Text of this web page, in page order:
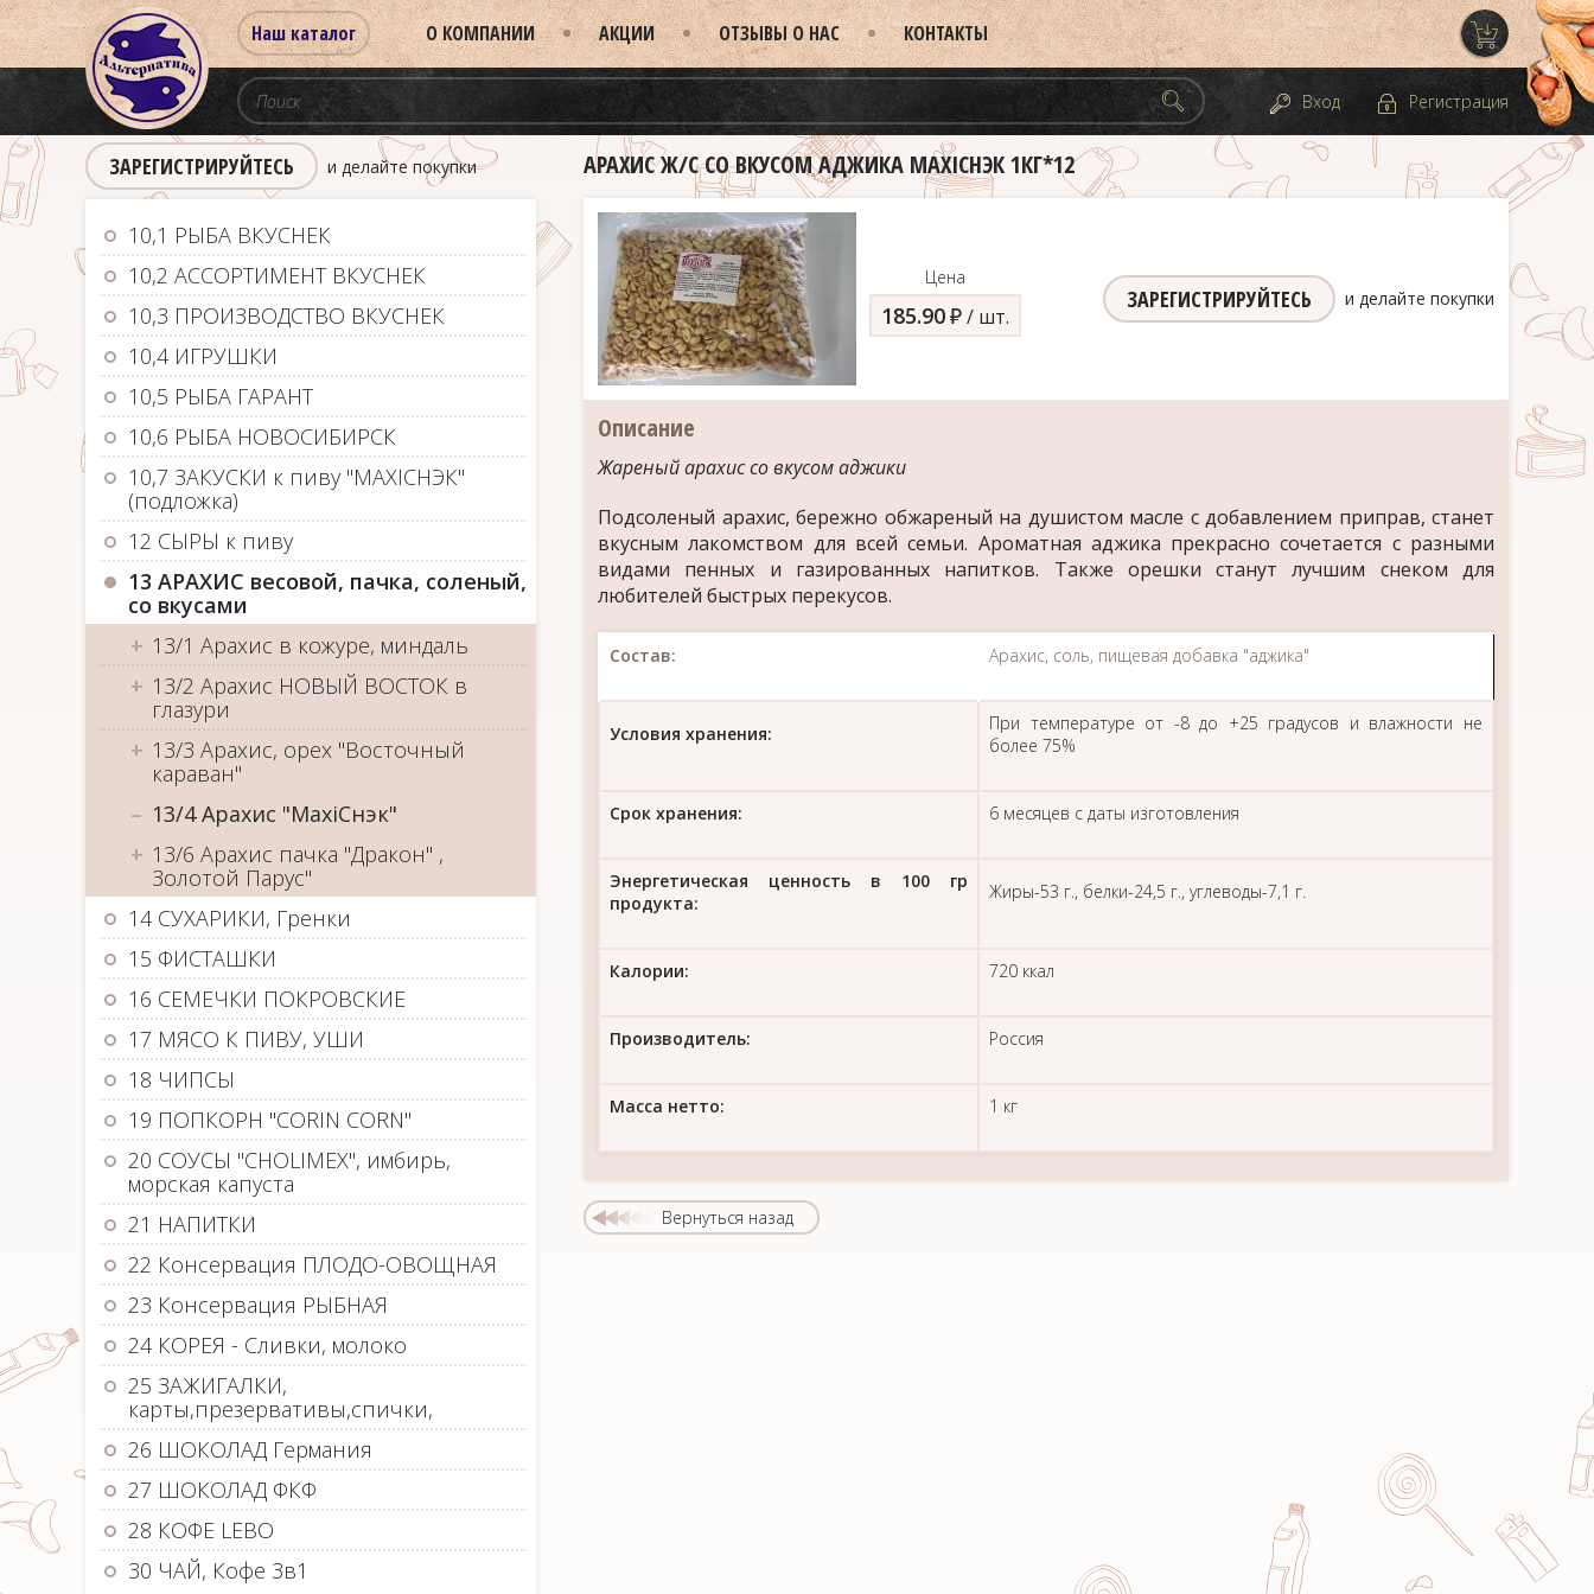
Наш каталог О КОМПАНИИ АКЦИИ ОТЗЫВЫ О НАС КОНТАКТЫ
Вход Регистрация
ЗАРЕГИСТРИРУЙТЕСЬ и делайте покупки
10,1 РЫБА ВКУСНЕК
10,2 АССОРТИМЕНТ ВКУСНЕК
10,3 ПРОИЗВОДСТВО ВКУСНЕК
10,4 ИГРУШКИ
10,5 РЫБА ГАРАНТ
10,6 РЫБА НОВОСИБИРСК
10,7 ЗАКУСКИ к пиву "MAXIСНЭК"
(подложка)
12 СЫРЫ к пиву
13 АРАХИС весовой, пачка, соленый,
со вкусами
13/1 Арахис в кожуре, миндаль
13/2 Арахис НОВЫЙ ВОСТОК в
глазури
13/3 Арахис, орех "Восточный
караван"
13/4 Арахис "МаxiСнэк"
13/6 Арахис пачка "Дракон" ,
Золотой Парус"
14 СУХАРИКИ, Гренки
15 ФИСТАШКИ
16 СЕМЕЧКИ ПОКРОВСКИЕ
17 МЯСО К ПИВУ, УШИ
18 ЧИПСЫ
19 ПОПКОРН "CORIN CORN"
20 СОУСЫ "CHOLIMEX", имбирь,
морская капуста
21 НАПИТКИ
22 Консервация ПЛОДО-ОВОЩНАЯ
23 Консервация РЫБНАЯ
24 КОРЕЯ - Сливки, молоко
25 ЗАЖИГАЛКИ,
карты,презервативы,спички,
26 ШОКОЛАД Германия
27 ШОКОЛАД ФКФ
28 КОФЕ LEBO
30 ЧАЙ, Кофе 3в1
АРАХИС Ж/С СО ВКУСОМ АДЖИКА MAXIСНЭК 1КГ*12
Цена
185.90д/ шт.
ЗАРЕГИСТРИРУЙТЕСЬ и делайте покупки
Описание
Жареный арахис со вкусом аджики
Подсоленый арахис, бережно обжареный на душистом масле с добавлением приправ, станет
вкусным лакомством для всей семьи. Ароматная аджика прекрасно сочетается с разными
видами пенных и газированных напитков. Также орешки станут лучшим снеком для
любителей быстрых перекусов.
Состав: Арахис, соль, пищевая добавка "аджика"
Условия хранения:
При температуре от -8 до +25 градусов и влажности не
более 75%
Срок хранения: 6 месяцев с даты изготовления
Энергетическая ценность в 100 гр
продукта:
Жиры-53 г., белки-24,5 г., углеводы-7,1 г.
Калории: 720 ккал
Производитель: Россия
Масса нетто: 1 кг
Вернуться назад